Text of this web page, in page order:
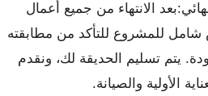
الانتهاء من جميع أعمال
شامل للمشروع للتأكد من مطابقته
يتم تسليم الحديقة لك، ونقدم
الأولية والصيانة.